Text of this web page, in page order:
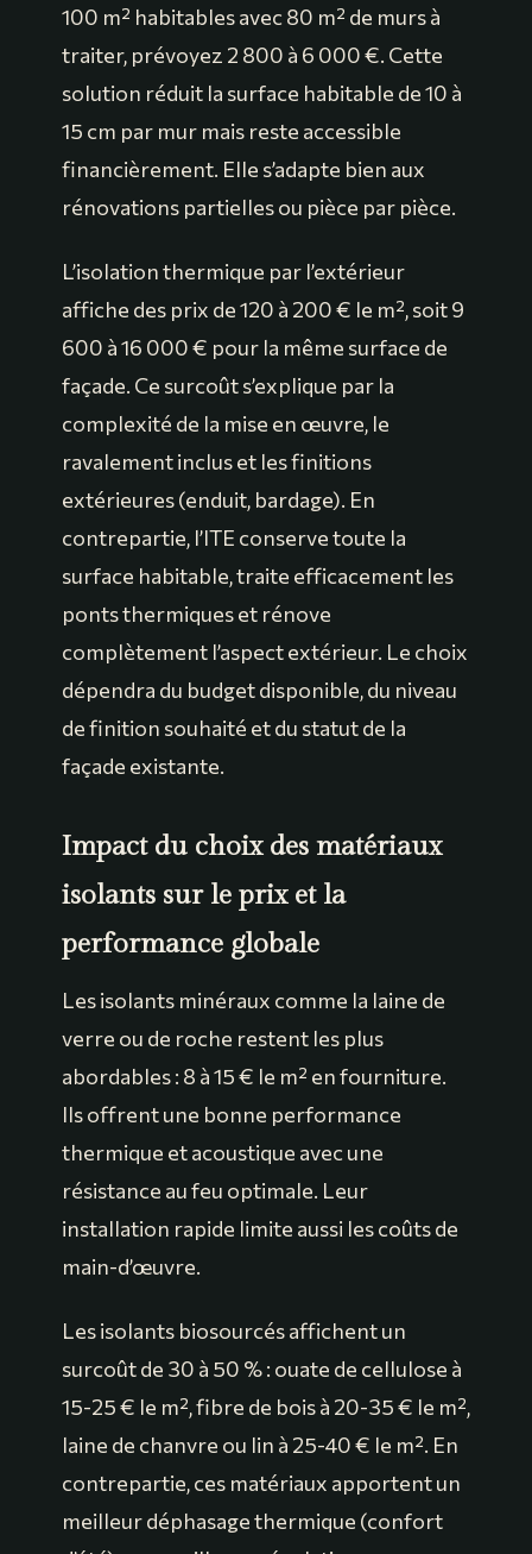
100 m² habitables avec 80 m² de murs à
traiter, prévoyez 2 800 à 6 000 €. Cette
solution réduit la surface habitable de 10 à
15 cm par mur mais reste accessible
financièrement. Elle s’adapte bien aux
rénovations partielles ou pièce par pièce.
L’isolation thermique par l’extérieur
affiche des prix de 120 à 200 € le m², soit 9
600 à 16 000 € pour la même surface de
façade. Ce surcoût s’explique par la
complexité de la mise en œuvre, le
ravalement inclus et les finitions
extérieures (enduit, bardage). En
contrepartie, l’ITE conserve toute la
surface habitable, traite efficacement les
ponts thermiques et rénove
complètement l’aspect extérieur. Le choix
dépendra du budget disponible, du niveau
de finition souhaité et du statut de la
façade existante.
Impact du choix des matériaux
isolants sur le prix et la
performance globale
Les isolants minéraux comme la laine de
verre ou de roche restent les plus
abordables : 8 à 15 € le m² en fourniture.
Ils offrent une bonne performance
thermique et acoustique avec une
résistance au feu optimale. Leur
installation rapide limite aussi les coûts de
main-d’œuvre.
Les isolants biosourcés affichent un
surcoût de 30 à 50 % : ouate de cellulose à
15-25 € le m², fibre de bois à 20-35 € le m²,
laine de chanvre ou lin à 25-40 € le m². En
contrepartie, ces matériaux apportent un
meilleur déphasage thermique (confort